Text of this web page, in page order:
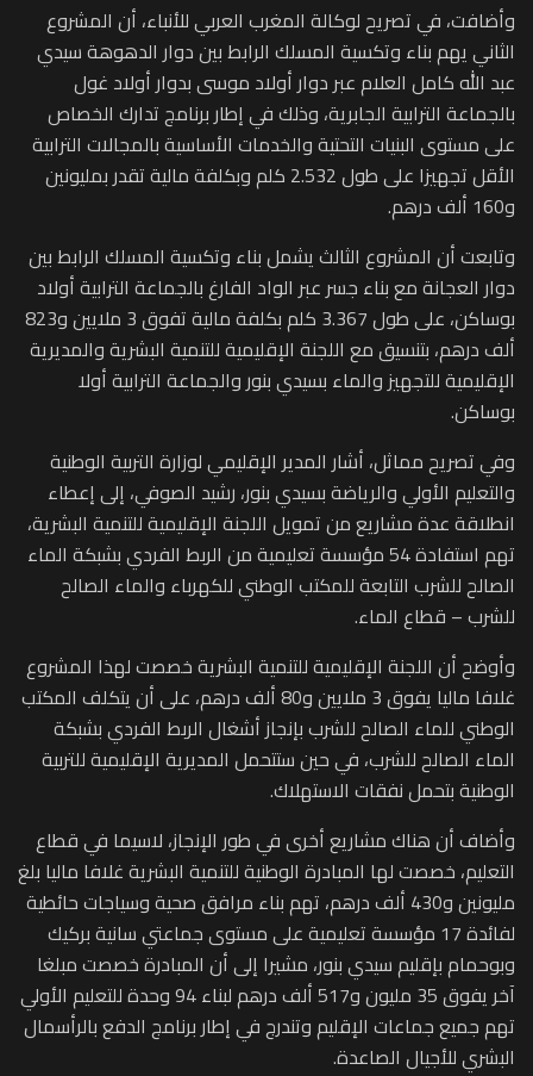
وأضافت، في تصريح لوكالة المغرب العربي للأنباء، أن المشروع
الثاني يهم بناء وتكسية المسلك الرابط بين دوار الدهوهة سيدي
عبد الله كامل العلام عبر دوار أولاد موسى بدوار أولاد غول
بالجماعة الترابية الجابرية، وذلك في إطار برنامج تدارك الخصاص
على مستوى البنيات التحتية والخدمات الأساسية بالمجالات الترابية
الأقل تجهيزا على طول 2.532 كلم وبكلفة مالية تقدر بمليونين
و160 ألف درهم.
وتابعت أن المشروع الثالث يشمل بناء وتكسية المسلك الرابط بين
دوار العجانة مع بناء جسر عبر الواد الفارغ بالجماعة الترابية أولاد
بوساكن، على طول 3.367 كلم بكلفة مالية تفوق 3 ملايين و823
ألف درهم، بتنسيق مع اللجنة الإقليمية للتنمية البشرية والمديرية
الإقليمية للتجهيز والماء بسيدي بنور والجماعة الترابية أولا
بوساكن.
وفي تصريح مماثل، أشار المدير الإقليمي لوزارة التربية الوطنية
والتعليم الأولي والرياضة بسيدي بنور، رشيد الصوفي، إلى إعطاء
انطلاقة عدة مشاريع من تمويل اللجنة الإقليمية للتنمية البشرية،
تهم استفادة 54 مؤسسة تعليمية من الربط الفردي بشبكة الماء
الصالح للشرب التابعة للمكتب الوطني للكهرباء والماء الصالح
للشرب – قطاع الماء.
وأوضح أن اللجنة الإقليمية للتنمية البشرية خصصت لهذا المشروع
غلافا ماليا يفوق 3 ملايين و80 ألف درهم، على أن يتكلف المكتب
الوطني للماء الصالح للشرب بإنجاز أشغال الربط الفردي بشبكة
الماء الصالح للشرب، في حين ستتحمل المديرية الإقليمية للتربية
الوطنية بتحمل نفقات الاستهلاك.
وأضاف أن هناك مشاريع أخرى في طور الإنجاز، لاسيما في قطاع
التعليم، خصصت لها المبادرة الوطنية للتنمية البشرية غلافا ماليا بلغ
مليونين و430 ألف درهم، تهم بناء مرافق صحية وسياجات حائطية
لفائدة 17 مؤسسة تعليمية على مستوى جماعتي سانية بركيك
وبوحمام بإقليم سيدي بنور، مشيرا إلى أن المبادرة خصصت مبلغا
آخر يفوق 35 مليون و517 ألف درهم لبناء 94 وحدة للتعليم الأولي
تهم جميع جماعات الإقليم وتندرج في إطار برنامج الدفع بالرأسمال
البشري للأجيال الصاعدة.